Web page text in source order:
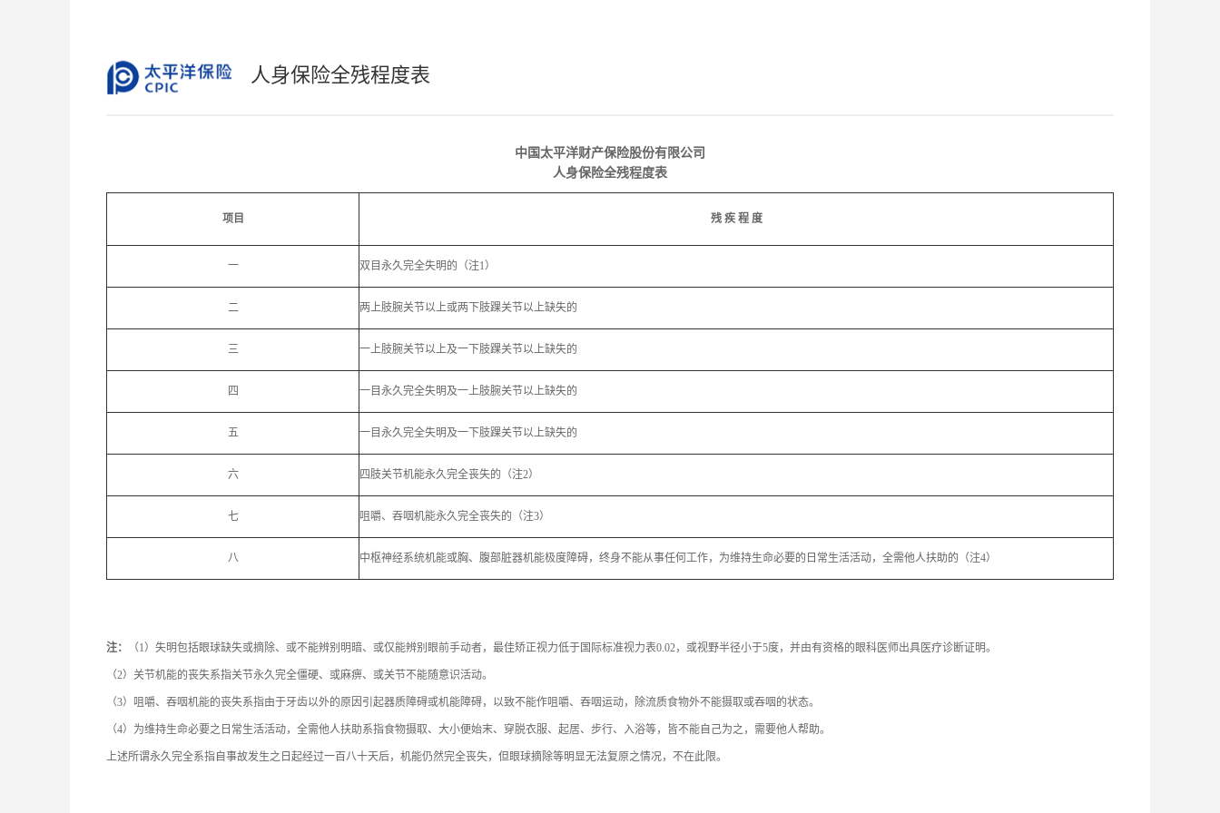
人身保险全残程度表
中国太平洋财产保险股份有限公司
人身保险全残程度表
项目 残 疾 程 度
一 双目永久完全失明的（注1）
二 两上肢腕关节以上或两下肢踝关节以上缺失的
三 一上肢腕关节以上及一下肢踝关节以上缺失的
四 一目永久完全失明及一上肢腕关节以上缺失的
五 一目永久完全失明及一下肢踝关节以上缺失的
六 四肢关节机能永久完全丧失的（注2）
七 咀嚼、吞咽机能永久完全丧失的（注3）
八 中枢神经系统机能或胸、腹部脏器机能极度障碍，终身不能从事任何工作，为维持生命必要的日常生活活动，全需他人扶助的（注4）
注： （1）失明包括眼球缺失或摘除、或不能辨别明暗、或仅能辨别眼前手动者，最佳矫正视力低于国际标准视力表0.02，或视野半径小于5度，并由有资格的眼科医师出具医疗诊断证明。
（2）关节机能的丧失系指关节永久完全僵硬、或麻痹、或关节不能随意识活动。
（3）咀嚼、吞咽机能的丧失系指由于牙齿以外的原因引起器质障碍或机能障碍，以致不能作咀嚼、吞咽运动，除流质食物外不能摄取或吞咽的状态。
（4）为维持生命必要之日常生活活动，全需他人扶助系指食物摄取、大小便始末、穿脱衣服、起居、步行、入浴等，皆不能自己为之，需要他人帮助。
上述所谓永久完全系指自事故发生之日起经过一百八十天后，机能仍然完全丧失，但眼球摘除等明显无法复原之情况，不在此限。